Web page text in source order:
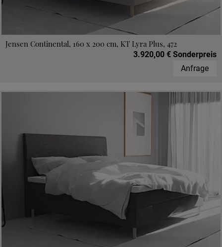
Jensen Continental, 160 x 200 cm, KT Lyra Plus, 472
3.920,00 € Sonderpreis
Anfrage